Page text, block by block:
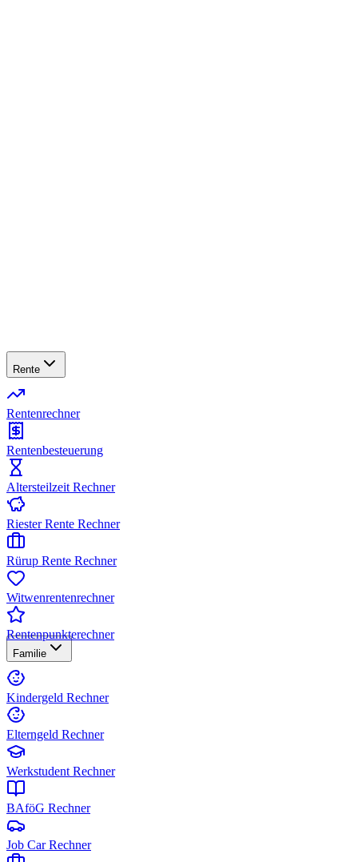
Rente
Rentenrechner
Rentenbesteuerung
Altersteilzeit Rechner
Riester Rente Rechner
Rürup Rente Rechner
Witwenrentenrechner
Rentenpunkterechner
Familie
Kindergeld Rechner
Elterngeld Rechner
Werkstudent Rechner
BAföG Rechner
Job Car Rechner